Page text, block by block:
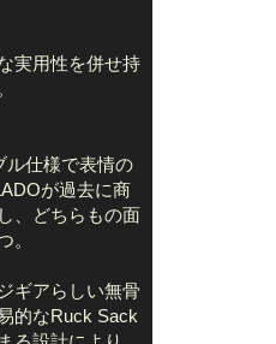
実用性を併せ持
ル仕様で表情の
が過去に商
、どちらもの面
。
ギアらしい無骨
的なRuck Sack